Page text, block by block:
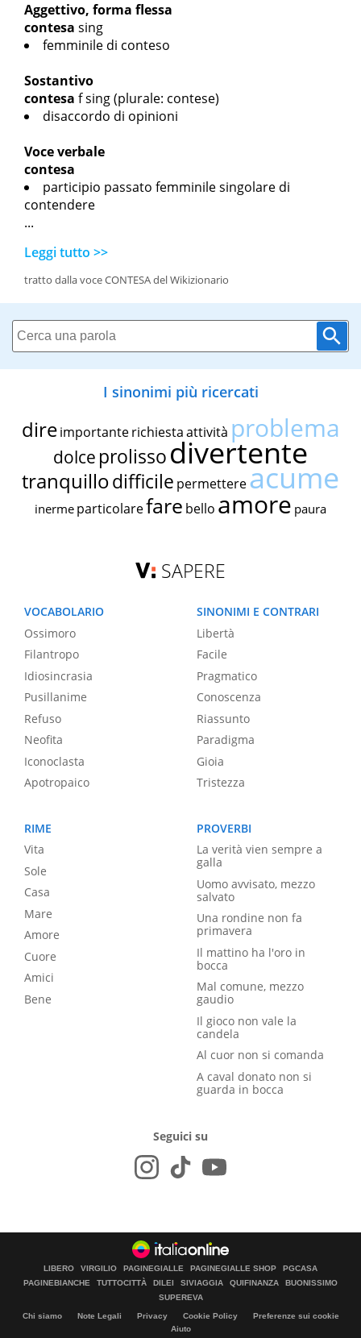
Aggettivo, forma flessa
contesa sing
femminile di conteso
Sostantivo
contesa f sing(plurale: contese)
disaccordo di opinioni
Voce verbale
contesa
participio passato femminile singolare di
contendere
...
Leggi tutto >>
tratto dalla voce CONTESA del Wikizionario
I sinonimi più ricercati
dire importante richiestaattività problema
dolce prolissodivertente
tranquillodifficile permettereacume
inerme particolarefare bello amore paura
SAPERE
VOCABOLARIO
Ossimoro
Filantropo
Idiosincrasia
Pusillanime
Refuso
Neofita
Iconoclasta
Apotropaico
SINONIMI E CONTRARI
Libertà
Facile
Pragmatico
Conoscenza
Riassunto
Paradigma
Gioia
Tristezza
RIME
Vita
Sole
Casa
Mare
Amore
Cuore
Amici
Bene
PROVERBI
La verità vien sempre a
galla
Uomo avvisato, mezzo
salvato
Una rondine non fa
primavera
Il mattino ha l'oro in
bocca
Mal comune, mezzo
gaudio
Il gioco non vale la
candela
Al cuor non si comanda
A caval donato non si
guarda in bocca
Seguici su
LIBERO VIRGILIO PAGINEGIALLE PAGINEGIALLE SHOP
PGCASA
PAGINEBIANCHE
TUTTOCITTÀ DILEI SIVIAGGIA QUIFINANZA
BUONISSIMO
SUPEREVA
Chi siamo Note Legali Privacy Cookie Policy
Preferenze sui cookie
Aiuto